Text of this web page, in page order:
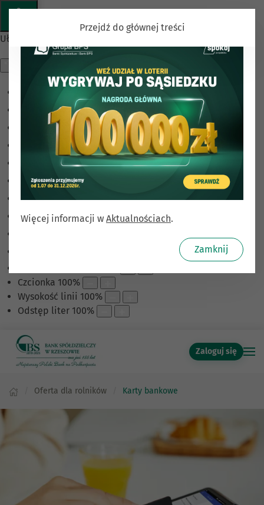
Ułatwienia dostępu
Monochromatyczny
Ciemny kontrast
Jasny kontrast
Niskie nasycenie
Wysokie nasycenie
Zaznacz linki
Zaznacz nagłówki
Czcionka 100%
Wysokość linii 100%
Odstęp liter 100%
Przejdź do głównej treści
Zaloguj się
Oferta dla rolników Karty bankowe
Więcej informacji w Aktualnościach.
Zamknij